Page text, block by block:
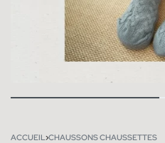
ACCUEIL ›CHAUSSONS CHAUSSETTES